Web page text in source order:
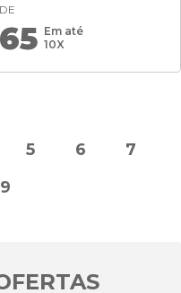
Em até
10X
5 6
7
9